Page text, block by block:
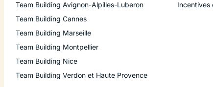
Team Building Avignon-Alpilles-Luberon
Team Building Cannes
Team Building Marseille
Team Building Montpellier
Team Building Nice
Team Building Verdon et Haute Provence
Incentives